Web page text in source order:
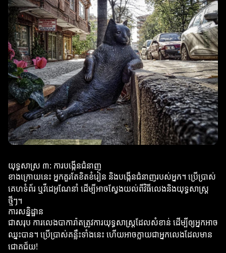
យុទ្ធសាស្រ ៣: ការបង្កើនជំនាញ
ខាងក្រោយនេះ អ្នកគួរតែខិតខំរៀន និងបង្កើនជំនាញរបស់អ្នក។ ប្រើប្រាស់
គេហទំព័រ ឬវីដេអូណែនាំ ដើម្បីអាចស្វែងយល់ពីវិធីលេងនិងយុទ្ធសាស្ត្រ
ថ្មីៗ។
ការសន្និដ្ឋាន
ជាសរុប ការលេងបាការ៉ាតត្រូវការយុទ្ធសាស្ត្រដែលសំខាន់ ដើម្បីឲ្យអ្នកអាច
ឈ្នះបាន។ ប្រើប្រាស់គន្លឹះទាំងនេះ ហើយអាចក្លាយជាអ្នកលេងដែលមាន
ជោគជ័យ!